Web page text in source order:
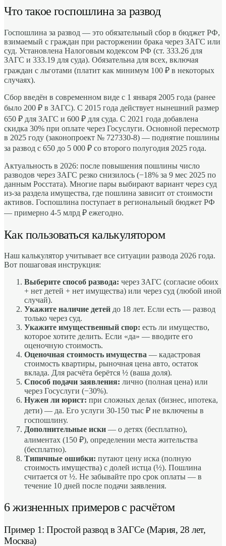
Что такое госпошлина за развод
Госпошлина за развод — это обязательный сбор в бюджет РФ,
взимаемый с граждан при расторжении брака через ЗАГС или
суд. Установлена Налоговым кодексом РФ (ст. 333.26 для
ЗАГС и 333.19 для суда). Обязательна для всех, включая
граждан с льготами (платит как минимум 100 ₽ в некоторых
случаях).
Сбор введён в современном виде с 1 января 2005 года (ранее
было 200 ₽ в ЗАГС). С 2015 года действует нынешний размер
650 ₽ для ЗАГС и 600 ₽ для суда. С 2021 года добавлена
скидка 30% при оплате через Госуслуги. Основной пересмотр
в 2025 году (законопроект № 727330-8) — поднятие пошлины
за развод с 650 до 5 000 ₽ со второго полугодия 2025 года.
Актуальность в 2026: после повышения пошлины число
разводов через ЗАГС резко снизилось (−18% за 9 мес 2025 по
данным Росстата). Многие пары выбирают вариант через суд
из-за раздела имущества, где пошлина зависит от стоимости
активов. Госпошлина поступает в региональный бюджет РФ
— примерно 4-5 млрд ₽ ежегодно.
Как пользоваться калькулятором
Наш калькулятор учитывает все ситуации развода 2026 года.
Вот пошаговая инструкция:
Выберите способ развода: через ЗАГС (согласие обоих
+ нет детей + нет имущества) или через суд (любой иной
случай).
Укажите наличие детей до 18 лет. Если есть — развод
только через суд.
Укажите имущественный спор: есть ли имущество,
которое хотите делить. Если «да» — вводите его
оценочную стоимость.
Оценочная стоимость имущества — кадастровая
стоимость квартиры, рыночная цена авто, остаток
вклада. Для расчёта берётся ½ (ваша доля).
Способ подачи заявления: лично (полная цена) или
через Госуслуги (−30%).
Нужен ли юрист: при сложных делах (бизнес, ипотека,
дети) — да. Его услуги 30-150 тыс ₽ не включены в
госпошлину.
Дополнительные иски — о детях (бесплатно),
алиментах (150 ₽), определении места жительства
(бесплатно).
Типичные ошибки: путают цену иска (полную
стоимость имущества) с долей истца (½). Пошлина
считается от ½. Не забывайте про срок оплаты — в
течение 10 дней после подачи заявления.
6 жизненных примеров с расчётом
Пример 1: Простой развод в ЗАГСе (Мария, 28 лет,
Москва)